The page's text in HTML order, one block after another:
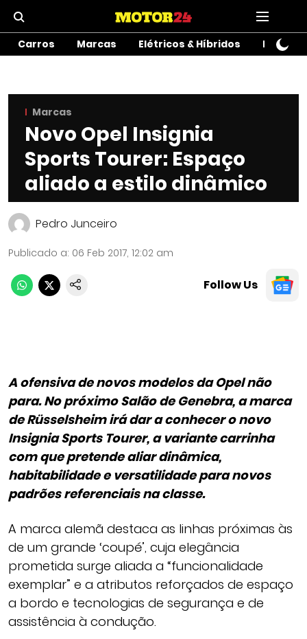
Carros Marcas Elétricos & Híbridos Motos
Marcas
Novo Opel Insignia
Sports Tourer: Espaço
aliado a estilo dinâmico
Pedro Junceiro
Publicado a: 06 Feb 2017, 12:02 am
Follow Us
A ofensiva de novos modelos da Opel não
para. No próximo Salão de Genebra, a marca
de Rüsselsheim irá dar a conhecer o novo
Insignia Sports Tourer, a variante carrinha
com que pretende aliar dinâmica,
habitabilidade e versatilidade para novos
padrões referenciais na classe.
A marca alemã destaca as linhas próximas às
de um grande ‘coupé’, cuja elegância
prometida surge aliada a “funcionalidade
exemplar” e a atributos reforçados de espaço
a bordo e tecnologias de segurança e de
assistência à condução.